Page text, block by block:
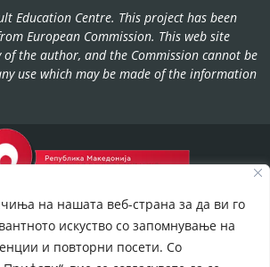
на нашата веб-страна за да ви го
искуство со запомнување на
и повторни посети. Со
Education Centre. This project has been
European Commission. This web site
of the author, and the Commission cannot be
use which may be made of the information